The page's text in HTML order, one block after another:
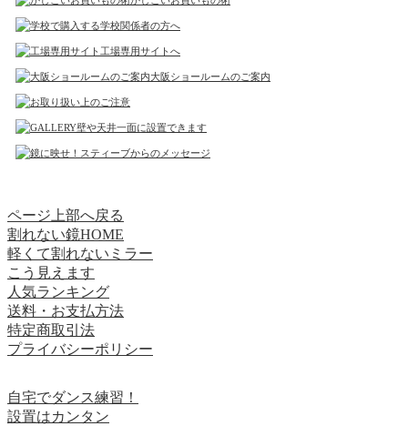
学校関係者の方へ
工場専用サイトへ
大阪ショールームのご案内
壁や天井一面に設置できます
スティーブからのメッセージ
ページ上部へ戻る
割れない鏡HOME
軽くて割れないミラー
こう見えます
人気ランキング
送料・お支払方法
特定商取引法
プライバシーポリシー
自宅でダンス練習！
設置はカンタン